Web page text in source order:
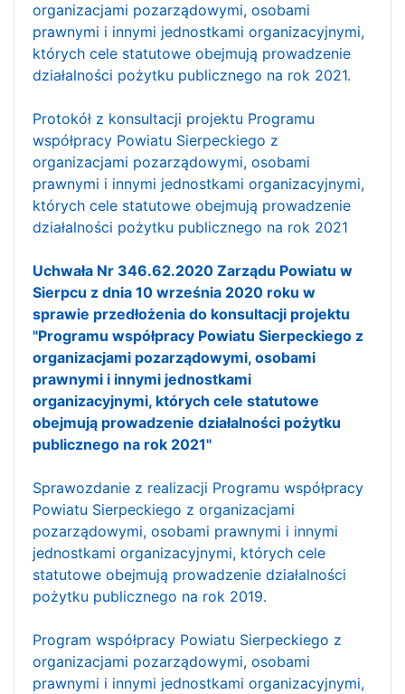
organizacjami pozarządowymi, osobami
prawnymi i innymi jednostkami organizacyjnymi,
których cele statutowe obejmują prowadzenie
działalności pożytku publicznego na rok 2021.
Protokół z konsultacji projektu Programu
współpracy Powiatu Sierpeckiego z
organizacjami pozarządowymi, osobami
prawnymi i innymi jednostkami organizacyjnymi,
których cele statutowe obejmują prowadzenie
działalności pożytku publicznego na rok 2021
Uchwała Nr 346.62.2020 Zarządu Powiatu w
Sierpcu z dnia 10 września 2020 roku w
sprawie przedłożenia do konsultacji projektu
"Programu współpracy Powiatu Sierpeckiego z
organizacjami pozarządowymi, osobami
prawnymi i innymi jednostkami
organizacyjnymi, których cele statutowe
obejmują prowadzenie działalności pożytku
publicznego na rok 2021"
Sprawozdanie z realizacji Programu współpracy
Powiatu Sierpeckiego z organizacjami
pozarządowymi, osobami prawnymi i innymi
jednostkami organizacyjnymi, których cele
statutowe obejmują prowadzenie działalności
pożytku publicznego na rok 2019.
Program współpracy Powiatu Sierpeckiego z
organizacjami pozarządowymi, osobami
prawnymi i innymi jednostkami organizacyjnymi,